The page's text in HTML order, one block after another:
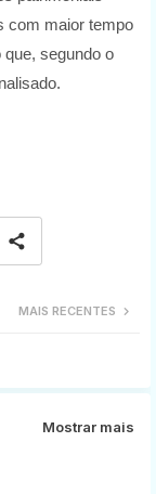
com maior tempo
segundo o
MAIS RECENTES
Mostrar mais